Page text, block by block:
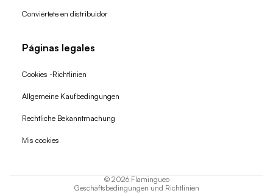
Conviértete en distribuidor
Páginas legales
Cookies -Richtlinien
Allgemeine Kaufbedingungen
Rechtliche Bekanntmachung
Mis cookies
© 2026 Flamingueo
Geschäftsbedingungen und Richtlinien
Widerrufsrecht